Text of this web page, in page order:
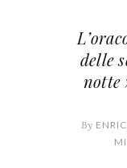
delle
notte
By